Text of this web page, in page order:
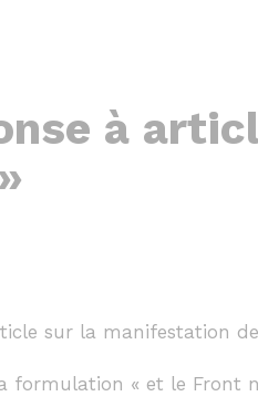
à
sur la manifestation
formulation « et le Front